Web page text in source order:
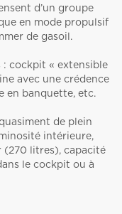
d’un groupe
en mode propulsif
de gasoil.
: cockpit « extensible
avec une crédence
en banquette, etc.
de plein
intérieure,
litres), capacité
le cockpit ou à